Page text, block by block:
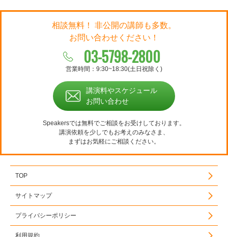
相談無料！ 非公開の講師も多数。
お問い合わせください！
03-5798-2800
営業時間：9:30~18:30(土日祝除く)
講演料やスケジュール
お問い合わせ
Speakersでは無料でご相談をお受けしております。
講演依頼を少しでもお考えのみなさま、
まずはお気軽にご相談ください。
TOP
サイトマップ
プライバシーポリシー